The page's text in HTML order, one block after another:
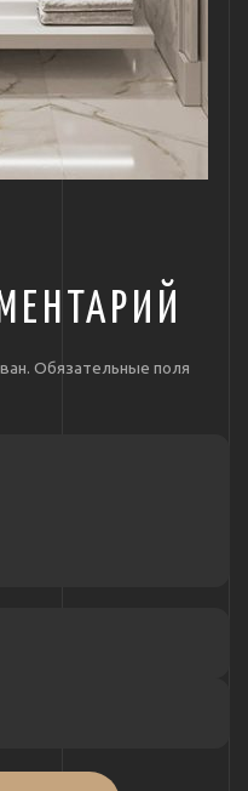
Обязательные поля